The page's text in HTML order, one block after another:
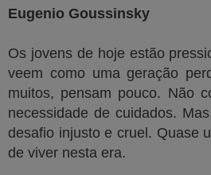
Eugenio Goussinsky
Os jovens de hoje estão
veem como uma geração
muitos, pensam pouco. Não
necessidade de cuidados.
desafio injusto e cruel. Quase
de viver nesta era.